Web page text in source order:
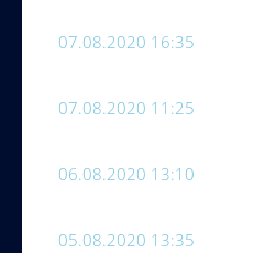
07.08.2020 16:35
07.08.2020 11:25
06.08.2020 13:10
05.08.2020 13:35